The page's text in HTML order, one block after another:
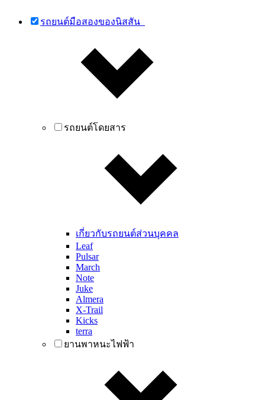
รถยนต์มือสองของนิสสัน
รถยนต์โดยสาร
เกี่ยวกับรถยนต์ส่วนบุคคล
Leaf
Pulsar
March
Note
Juke
Almera
X-Trail
Kicks
terra
ยานพาหนะไฟฟ้า